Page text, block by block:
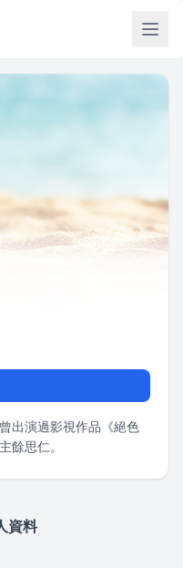
出演過影視作品《絕色
餘思仁。
資料